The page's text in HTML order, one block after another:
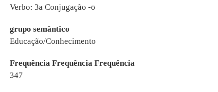
Verbo: 3a Conjugação -ō
grupo semântico
Educação/Conhecimento
Frequência Frequência Frequência
347